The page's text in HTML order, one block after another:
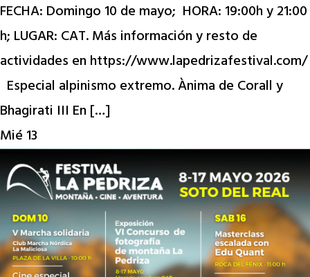
FECHA: Domingo 10 de mayo; HORA: 19:00h y 21:00
h; LUGAR: CAT. Más información y resto de
actividades en https://www.lapedrizafestival.com/
Especial alpinismo extremo. Ànima de Corall y
Bhagirati III En […]
Mié 13